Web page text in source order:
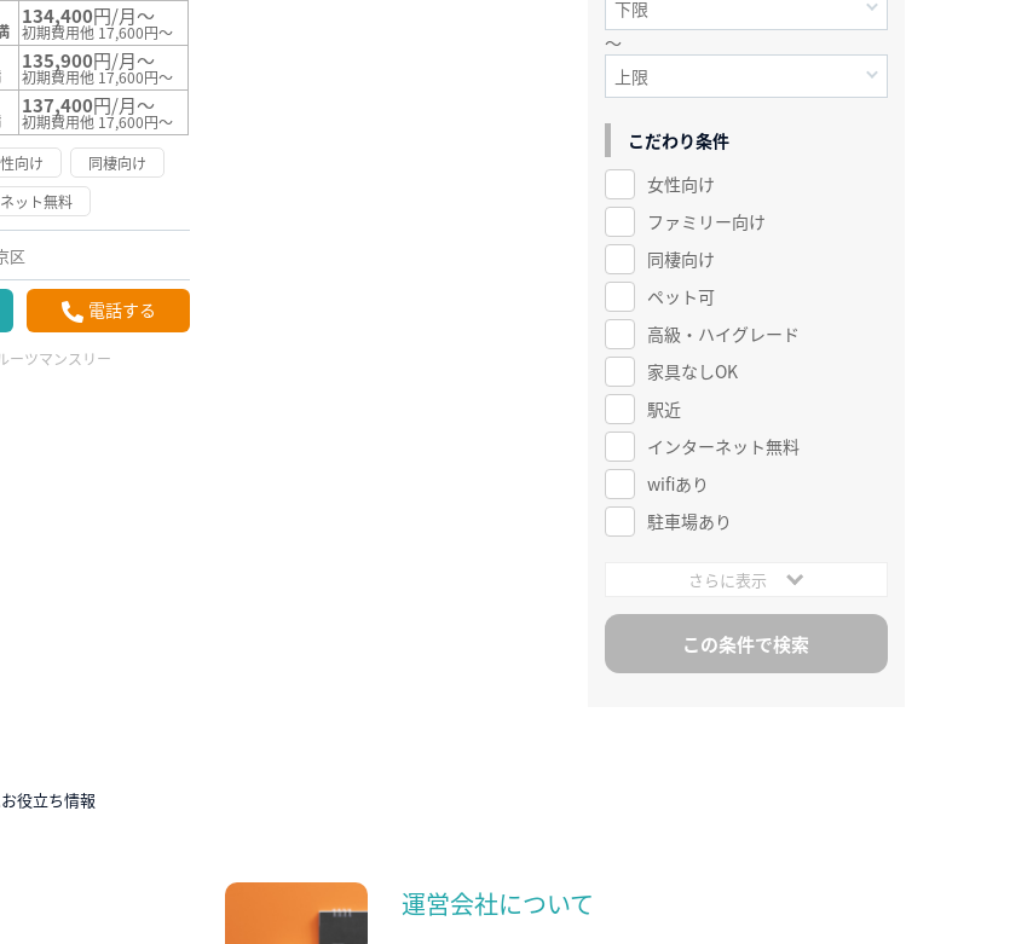
134,400円/月～
初期費用他 17,600円～
135,900円/月～
初期費用他 17,600円～
137,400円/月～
初期費用他 17,600円～
向け
同棲向け
ット無料
区
電話する
ーツマンスリー
～
こだわり条件
女性向け
ファミリー向け
同棲向け
ペット可
高級・ハイグレード
家具なしOK
駅近
インターネット無料
wifiあり
駐車場あり
さらに表示
役立ち情報
運営会社について